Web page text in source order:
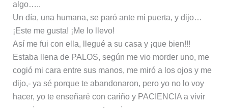
algo…..
Un día, una humana, se paró ante mi puerta, y dijo…
¡Este me gusta! ¡Me lo llevo!
Así me fui con ella, llegué a su casa y ¡que bien!!!
Estaba llena de PALOS, según me vio morder uno, me
cogió mi cara entre sus manos, me miró a los ojos y me
dijo,- ya sé porque te abandonaron, pero yo no lo voy
hacer, yo te enseñaré con cariño y PACIENCIA a vivir